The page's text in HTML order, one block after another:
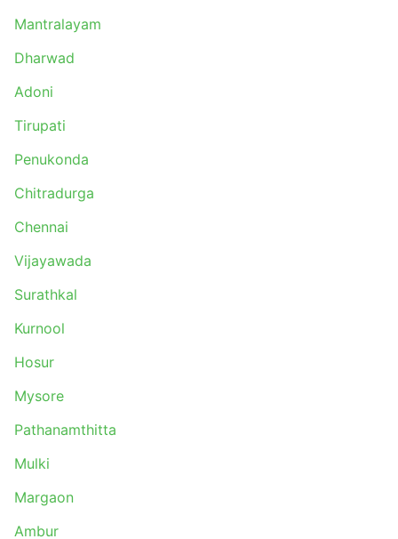
Mantralayam
Dharwad
Adoni
Tirupati
Penukonda
Chitradurga
Chennai
Vijayawada
Surathkal
Kurnool
Hosur
Mysore
Pathanamthitta
Mulki
Margaon
Ambur